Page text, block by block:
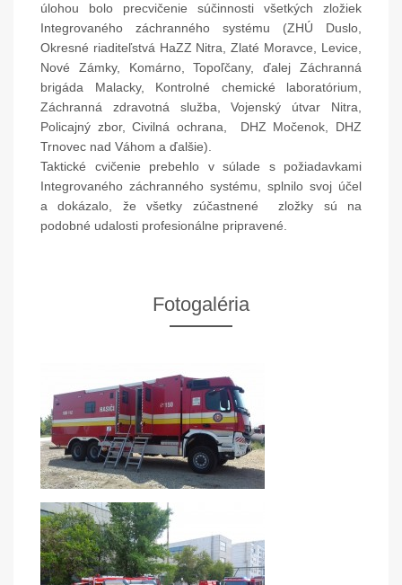
úlohou bolo precvičenie súčinnosti všetkých zložiek
Integrovaného záchranného systému (ZHÚ Duslo,
Okresné riaditeľstvá HaZZ Nitra, Zlaté Moravce, Levice,
Nové Zámky, Komárno, Topoľčany, ďalej Záchranná
brigáda Malacky, Kontrolné chemické laboratórium,
Záchranná zdravotná služba, Vojenský útvar Nitra,
Policajný zbor, Civilná ochrana, DHZ Močenok, DHZ
Trnovec nad Váhom a ďalšie).
Taktické cvičenie prebehlo v súlade s požiadavkami
Integrovaného záchranného systému, splnilo svoj účel
a dokázalo, že všetky zúčastnené
zložky sú na
podobné udalosti profesionálne pripravené.
Fotogaléria